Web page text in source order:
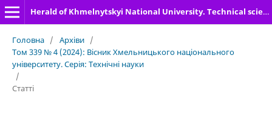
Herald of Khmelnytskyi National University. Technical sciences
Головна / Архіви /
Том 339 № 4 (2024): Вісник Хмельницького національного
університету. Серія: Технічні науки
/
Статті